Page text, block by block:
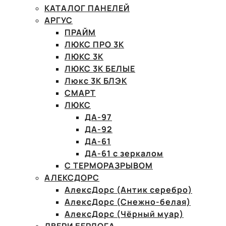
КАТАЛОГ ПАНЕЛЕЙ
АРГУС
ПРАЙМ
ЛЮКС ПРО 3К
ЛЮКС 3К
ЛЮКС 3К БЕЛЫЕ
Люкс 3К БЛЭК
СМАРТ
ЛЮКС
ДА-97
ДА-92
ДА-61
ДА-61 с зеркалом
С ТЕРМОРАЗРЫВОМ
АЛЕКСДОРС
АлексДорс (Антик серебро)
АлексДорс (Снежно-белая)
АлексДорс (Чёрный муар)